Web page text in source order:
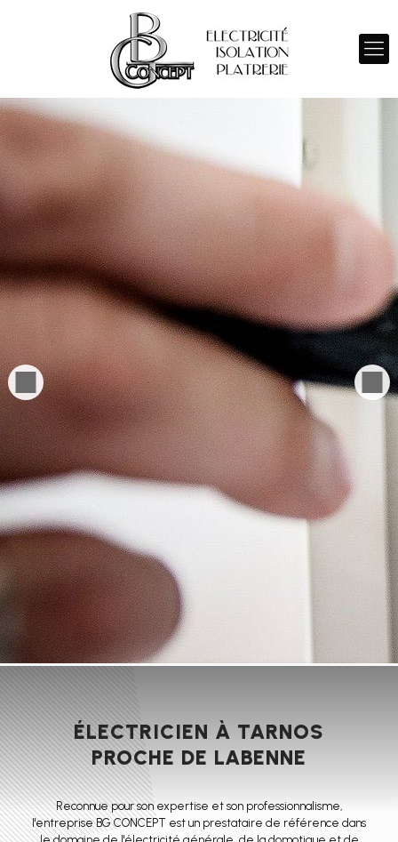
ÉLECTRICIEN À TARNOS
PROCHE DE LABENNE
Reconnue pour son expertise et son professionnalisme,
l'entreprise BG CONCEPT est un prestataire de référence dans